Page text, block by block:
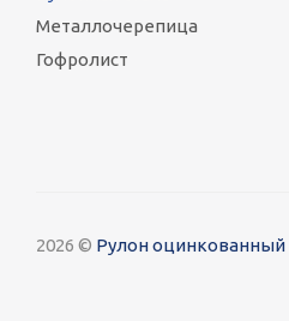
Металлочерепица
Гофролист
2026 © Рулон оцинкованный